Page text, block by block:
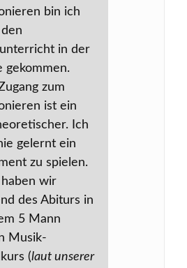
bin ich
in der
gekommen.
zum
ist ein
Ich
gelernt ein
zu spielen.
wir
des Abiturs in
5 Mann
Musik-
(laut unserer